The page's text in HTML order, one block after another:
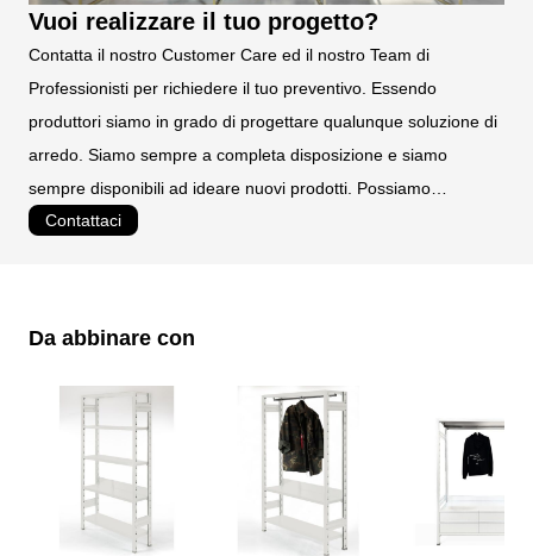
Vuoi realizzare il tuo progetto?
Contatta il nostro Customer Care ed il nostro Team di
Professionisti per richiedere il tuo preventivo. Essendo
produttori siamo in grado di progettare qualunque soluzione di
arredo. Siamo sempre a completa disposizione e siamo
sempre disponibili ad ideare nuovi prodotti. Possiamo
Contattaci
Da abbinare con
È possibile navigare tra gli elementi del carosello utilizzando il
Premere per saltare il carosello